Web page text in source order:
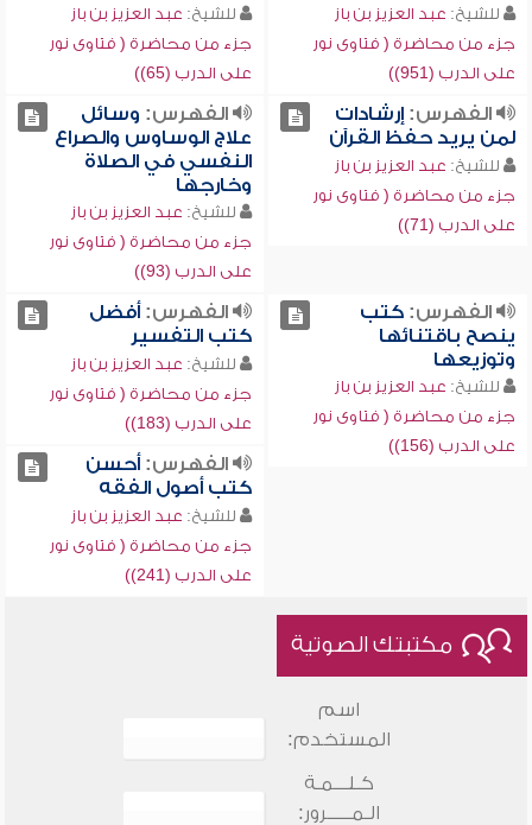
للشيخ: عبد العزيز بن باز
جزء من محاضرة ( فتاوى نور
على الدرب (951))
للشيخ: عبد العزيز بن باز
جزء من محاضرة ( فتاوى نور
على الدرب (65))
الفهرس:إرشادات
لمن يريد حفظ القرآن
للشيخ: عبد العزيز بن باز
جزء من محاضرة ( فتاوى نور
على الدرب (71))
الفهرس: وسائل
علاج الوساوس والصراع
النفسي في الصلاة
وخارجها
للشيخ: عبد العزيز بن باز
جزء من محاضرة ( فتاوى نور
على الدرب (93))
الفهرس:كتب
ينصح باقتنائها
وتوزيعها
للشيخ: عبد العزيز بن باز
جزء من محاضرة ( فتاوى نور
على الدرب (156))
الفهرس:أفضل
كتب التفسير
للشيخ: عبد العزيز بن باز
جزء من محاضرة ( فتاوى نور
على الدرب (183))
الفهرس:أحسن
كتب أصول الفقه
للشيخ: عبد العزيز بن باز
جزء من محاضرة ( فتاوى نور
على الدرب (241))
مكتبتك الصوتية
اسم
المستخدم:
كـلـــمـة
الـمـــــرور: